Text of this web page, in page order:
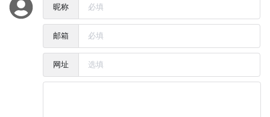
昵称
邮箱
网址